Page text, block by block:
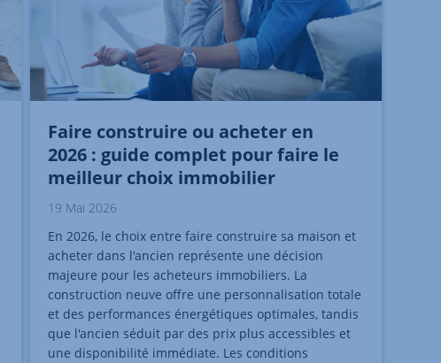
Faire construire ou acheter en
2026 : guide complet pour faire le
meilleur choix immobilier
19 Mai 2026
En 2026, le choix entre faire construire sa maison et
acheter dans l'ancien représente une décision
majeure pour les acheteurs immobiliers. La
construction neuve offre une personnalisation totale
et des performances énergétiques optimales, tandis
que l'ancien séduit par des prix plus accessibles et
une disponibilité immédiate. Les conditions